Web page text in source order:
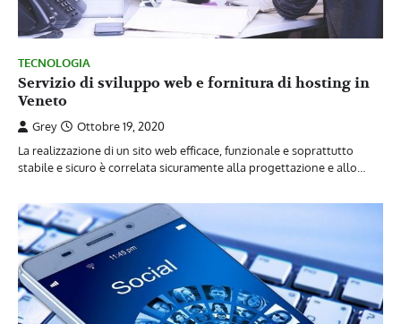
TECNOLOGIA
Servizio di sviluppo web e fornitura di hosting in
Veneto
Grey
Ottobre 19, 2020
La realizzazione di un sito web efficace, funzionale e soprattutto
stabile e sicuro è correlata sicuramente alla progettazione e allo…